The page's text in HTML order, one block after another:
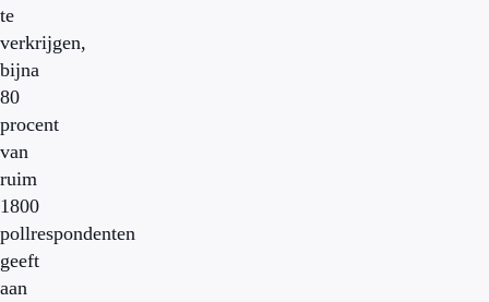
te
verkrijgen,
bijna
80
procent
van
ruim
1800
pollrespondenten
geeft
aan